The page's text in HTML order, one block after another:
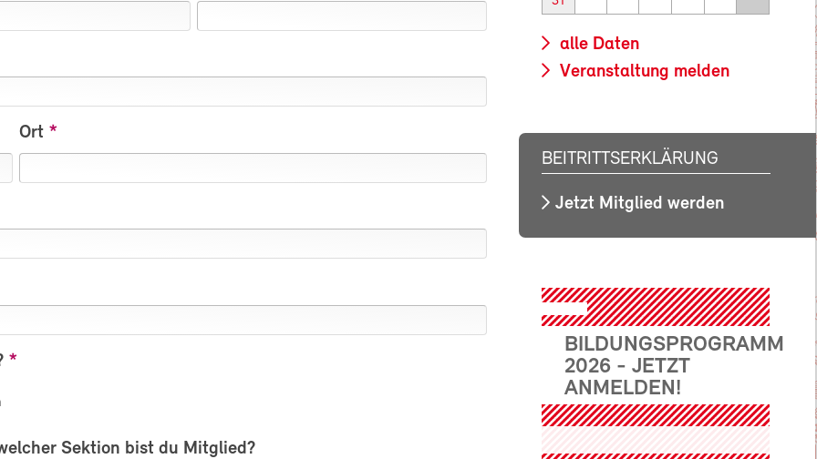
Ort
Sektion bist du Mitglied?
alle Daten
Veranstaltung melden
BEITRITTSERKLÄRUNG
Jetzt Mitglied werden
BILDUNGSPROGRAMM
2026 - JETZT
ANMELDEN!